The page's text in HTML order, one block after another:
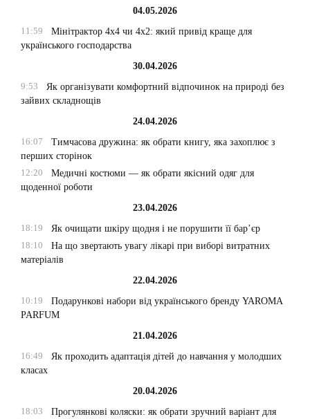
04.05.2026
11:59
Мінітрактор 4х4 чи 4х2: який привід краще для
українського господарства
30.04.2026
9:53
Як організувати комфортний відпочинок на природі без
зайвих складнощів
24.04.2026
16:07
Тимчасова дружина: як обрати книгу, яка захоплює з
перших сторінок
12:20
Медичні костюми — як обрати якісний одяг для
щоденної роботи
23.04.2026
18:19
Як очищати шкіру щодня і не порушити її бар’єр
18:10
На що звертають увагу лікарі при виборі витратних
матеріалів
22.04.2026
10:19
Подарункові набори від українського бренду YAROMA
PARFUM
21.04.2026
16:49
Як проходить адаптація дітей до навчання у молодших
класах
20.04.2026
18:03
Прогулянкові коляски: як обрати зручний варіант для